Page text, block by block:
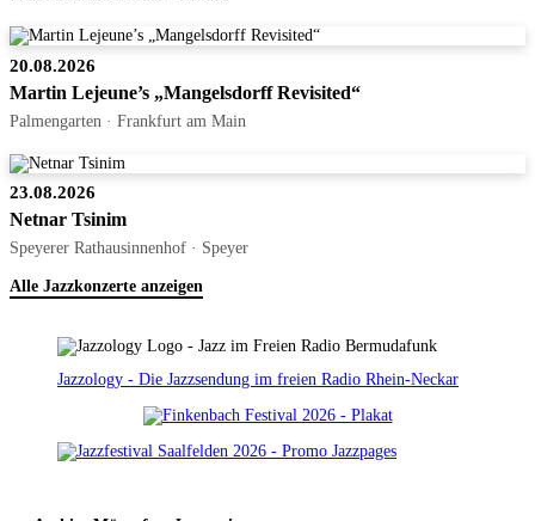
20.08.2026
Martin Lejeune’s „Mangelsdorff Revisited“
Palmengarten · Frankfurt am Main
23.08.2026
Netnar Tsinim
Speyerer Rathausinnenhof · Speyer
Alle Jazzkonzerte anzeigen
Jazzology - Die Jazzsendung im freien Radio Rhein-Neckar